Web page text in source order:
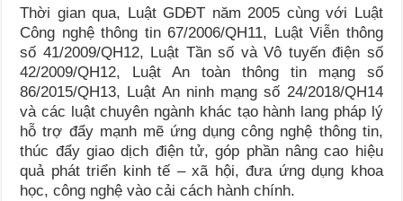
Thời gian qua, Luật GDĐT năm 2005 cùng với Luật
Công nghệ thông tin 67/2006/QH11, Luật Viễn thông
số 41/2009/QH12, Luật Tần số và Vô tuyến điện số
42/2009/QH12, Luật An toàn thông tin mạng số
86/2015/QH13, Luật An ninh mạng số 24/2018/QH14
và các luật chuyên ngành khác tạo hành lang pháp lý
hỗ trợ đẩy mạnh mẽ ứng dụng công nghệ thông tin,
thúc đẩy giao dịch điện tử, góp phần nâng cao hiệu
quả phát triển kinh tế – xã hội, đưa ứng dụng khoa
học, công nghệ vào cải cách hành chính.